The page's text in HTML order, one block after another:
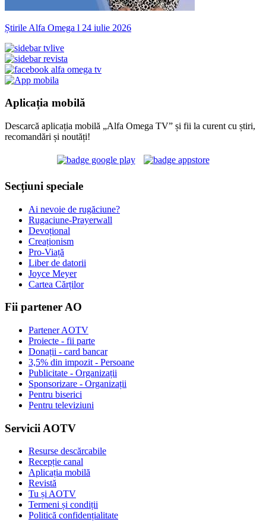
Știrile Alfa Omega l 24 iulie 2026
Aplicația mobilă
Descarcă aplicația mobilă „Alfa Omega TV” și fii la curent cu știri,
recomandări și noutăți!
Secțiuni speciale
Ai nevoie de rugăciune?
Rugaciune-Prayerwall
Devoțional
Creaționism
Pro-Viață
Liber de datorii
Joyce Meyer
Cartea Cărților
Fii partener AO
Partener AOTV
Proiecte - fii parte
Donații - card bancar
3,5% din impozit - Persoane
Publicitate - Organizații
Sponsorizare - Organizații
Pentru biserici
Pentru televiziuni
Servicii AOTV
Resurse descărcabile
Recepție canal
Aplicația mobilă
Revistă
Tu și AOTV
Termeni și condiții
Politică confidențialitate